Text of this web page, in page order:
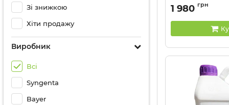
Зі знижкою
Хіти продажу
Виробник
Всі
Syngenta
Bayer
Артикул: 1303202-1
1 980 грн